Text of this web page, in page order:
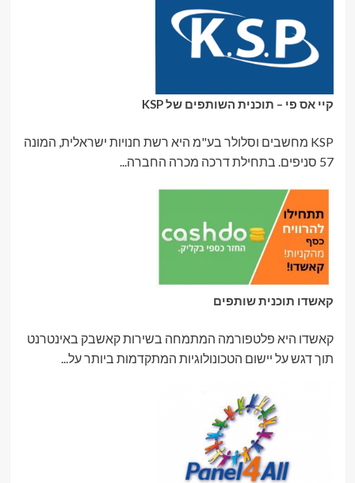
קיי אס פי – תוכנית השותפים של KSP
KSP מחשבים וסלולר בע"מ היא רשת חנויות ישראלית, המונה
57 סניפים. בתחילת דרכה מכרה החברה...
קאשדו תוכנית שותפים
קאשדו היא פלטפורמה המתמחה בשירות קאשבק באינטרנט
תוך דגש על יישום הטכונולוגיות המתקדמות ביותר על...